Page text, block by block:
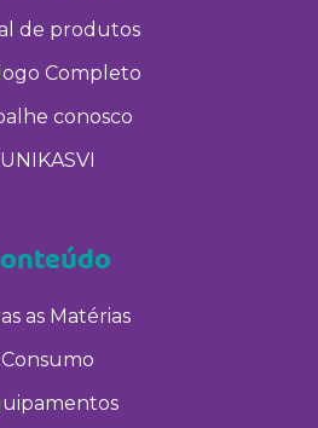
de produtos
Completo
conosco
UNIKASVI
as Matérias
Consumo